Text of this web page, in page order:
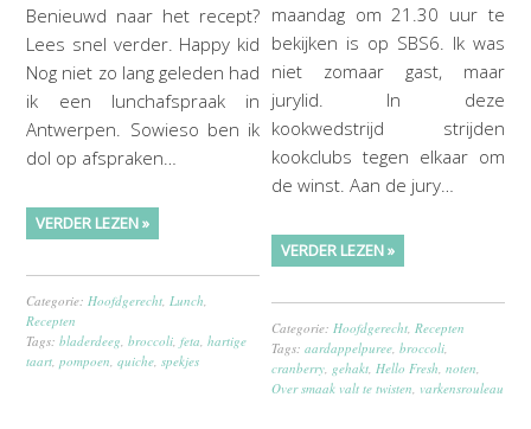
Benieuwd naar het recept?
Lees snel verder. Happy kid
Nog niet zo lang geleden had
ik een lunchafspraak in
Antwerpen. Sowieso ben ik
dol op afspraken…
VERDER LEZEN »
Categorie: Hoofdgerecht Lunch
Recepten
Tags:bladerdeeg ,broccoli ,feta ,hartige
taart ,pompoen ,quiche ,spekjes
maandag om 21.30 uur te
bekijken is op SBS6. Ik was
niet zomaar gast, maar
jurylid. In deze
kookwedstrijd strijden
kookclubs tegen elkaar om
de winst. Aan de jury…
VERDER LEZEN »
Categorie: Hoofdgerecht Recepten
Tags:aardappelpuree ,broccoli
cranberry gehakt Hello Fresh ,noten
Over smaak valt te twisten varkensrouleau